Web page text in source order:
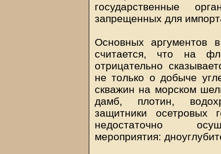
государственные
запрещенных для
Основных аргументов
считается, что на
отрицательно
не только о добыче
скважин на морском
дамб, плотин,
защитники осетровых
недостаточно
мероприятия: